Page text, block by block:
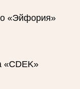
«Эйфория»
«CDEK»